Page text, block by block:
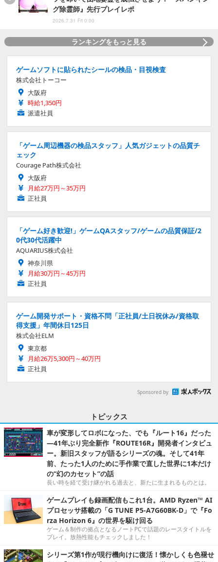
グ除霊師』先行プレイレポ
2026.7.31 Fri 0:00
ランキングをもっと見る
ゲームソフトに貼られたシールの検品・目視検査
株式会社トーコー
大阪府
時給1,350円
派遣社員
「ゲーム周辺機器の検品スタッフ」人気ガジェットの品質チ
ェック
Courage Path株式会社
大阪府
月給27万円～35万円
正社員
「ゲーム好き歓迎!」ゲームQAスタッフ/ゲームの品質保証/2
0代30代活躍中
AQUARIUS株式会社
神奈川県
月給30万円～45万円
正社員
ゲーム開発サポート・資格不問「正社員/土日祝休み/資格取
得支援」年間休日125日
株式会社ELM
東京都
月給26万5,300円～40万円
正社員
Sponsored by
トピックス
車が変形してロボになった、でも『ルート16』だった
―41年ぶり完全新作『ROUTE16R』開発者インタビュ
ー。新旧スタッフが語るシリーズの魂。そして41年
前、たった1人のために手作業で直した世界に1本だけ
の“幻のカセット”の話
長い時を経て受け継がれる過去と、新たに生まれるものとは。
ゲームプレイも録画配信もこれ1台。AMD Ryzen™ AI
プロセッサ搭載の「G TUNE P5-A7G60BK-D」で『Fo
rza Horizon 6』の世界を駆け回る
ゲーム＆制作の拠点となるノートPCで話題のレースタイトルを
プレイ。放熱性能もチェックしました！
シリーズ第1作が現行機向けに復活！懐かしくも色褪せ